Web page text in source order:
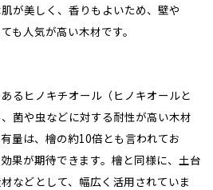
が美しく、香りもよいため、壁や
も人気が高い木材です。
るヒノキチオール（ヒノキオールと
菌や虫などに対する耐性が高い木材
量は、檜の約10倍とも言われてお
果が期待できます。檜と同様に、土台
などとして、幅広く活用されていま